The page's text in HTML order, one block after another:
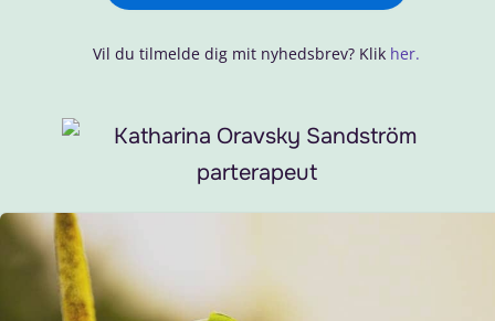
Vil du tilmelde dig mit nyhedsbrev? Klik her.